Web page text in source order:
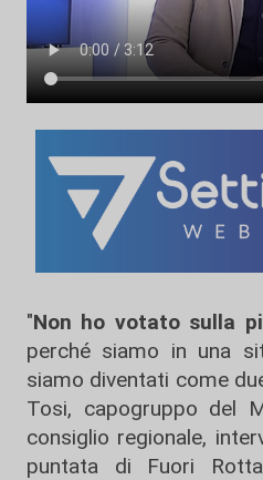
"Non ho votato sulla
perché siamo in una
siamo diventati come
Tosi, capogruppo del
consiglio regionale,
puntata di Fuori